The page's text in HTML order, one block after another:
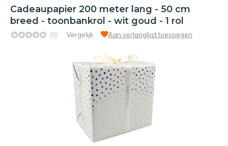
Cadeaupapier 200 meter lang - 50 cm
breed - toonbankrol - wit goud - 1 rol
(0) Vergelijk Aan verlanglijst toevoegen